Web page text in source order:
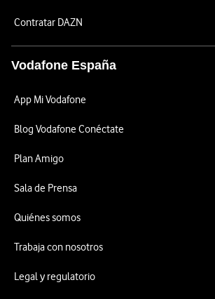
Contratar DAZN
Vodafone España
App Mi Vodafone
Blog Vodafone Conéctate
Plan Amigo
Sala de Prensa
Quiénes somos
Trabaja con nosotros
Legal y regulatorio